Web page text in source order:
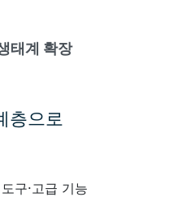
태계 확장
층으로
구·고급 기능